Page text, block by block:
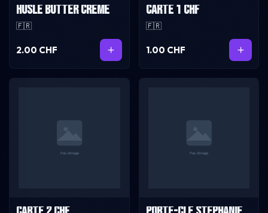
Husle Butter crème
🇫🇷
2.00 CHF
Carte 1 CHF
🇫🇷
1.00 CHF